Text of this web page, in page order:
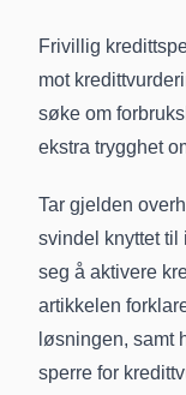
Frivillig
mot
søke om
ekstra trygghet
Tar gjelden
svindel knyttet til
seg å aktivere
artikkelen
løsningen, samt
sperre for